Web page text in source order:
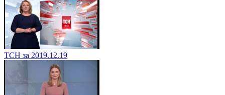
ТСН за 2019.12.19